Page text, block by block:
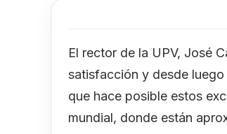
El rector de la UPV, José
satisfacción y desde
que hace posible estos
mundial, donde están